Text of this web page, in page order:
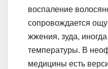
воспаление
сопровождается
жжения, зуда,
температуры. В
медицины есть